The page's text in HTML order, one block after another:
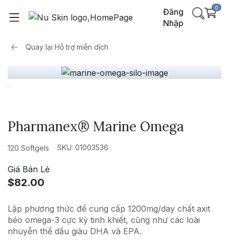
Đăng
Nhập
0
Quay lại Hỗ trợ miễn dịch
Pharmanex® Marine Omega
120 Softgels SKU: 01003536
Giá Bán Lẻ
$82.00
Lập phương thức để cung cấp 1200mg/day chất axit
béo omega-3 cực kỳ tinh khiết, cũng như các loài
nhuyễn thể dầu giàu DHA và EPA.